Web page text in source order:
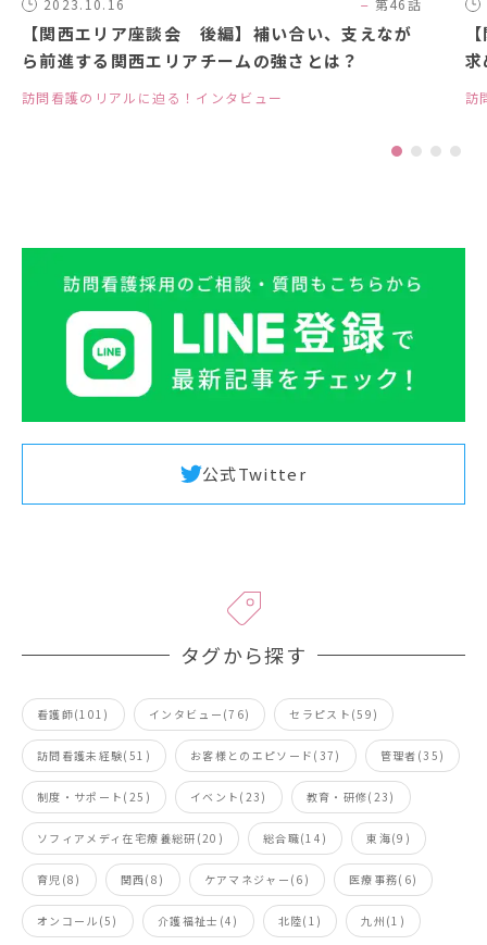
2023.10.16 第46話
【関西エリア座談会 後編】補い合い、支えなが
ら前進する関西エリアチームの強さとは？
訪問看護のリアルに迫る！インタビュー
求
訪
公式Twitter
タグから探す
看護師(101) インタビュー(76) セラピスト(59)
訪問看護未経験(51) お客様とのエピソード(37) 管理者(35)
制度・サポート(25) イベント(23) 教育・研修(23)
ソフィアメディ在宅療養総研(20) 総合職(14) 東海(9)
育児(8) 関西(8) ケアマネジャー(6) 医療事務(6)
オンコール(5) 介護福祉士(4) 北陸(1) 九州(1)